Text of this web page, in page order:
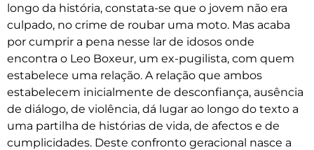
longo da história, constata-se que o jovem não era
culpado, no crime de roubar uma moto. Mas acaba
por cumprir a pena nesse lar de idosos onde
encontra o Leo Boxeur, um ex-pugilista, com quem
estabelece uma relação. A relação que ambos
estabelecem inicialmente de desconfiança, ausência
de diálogo, de violência, dá lugar ao longo do texto a
uma partilha de histórias de vida, de afectos e de
cumplicidades. Deste confronto geracional nasce a